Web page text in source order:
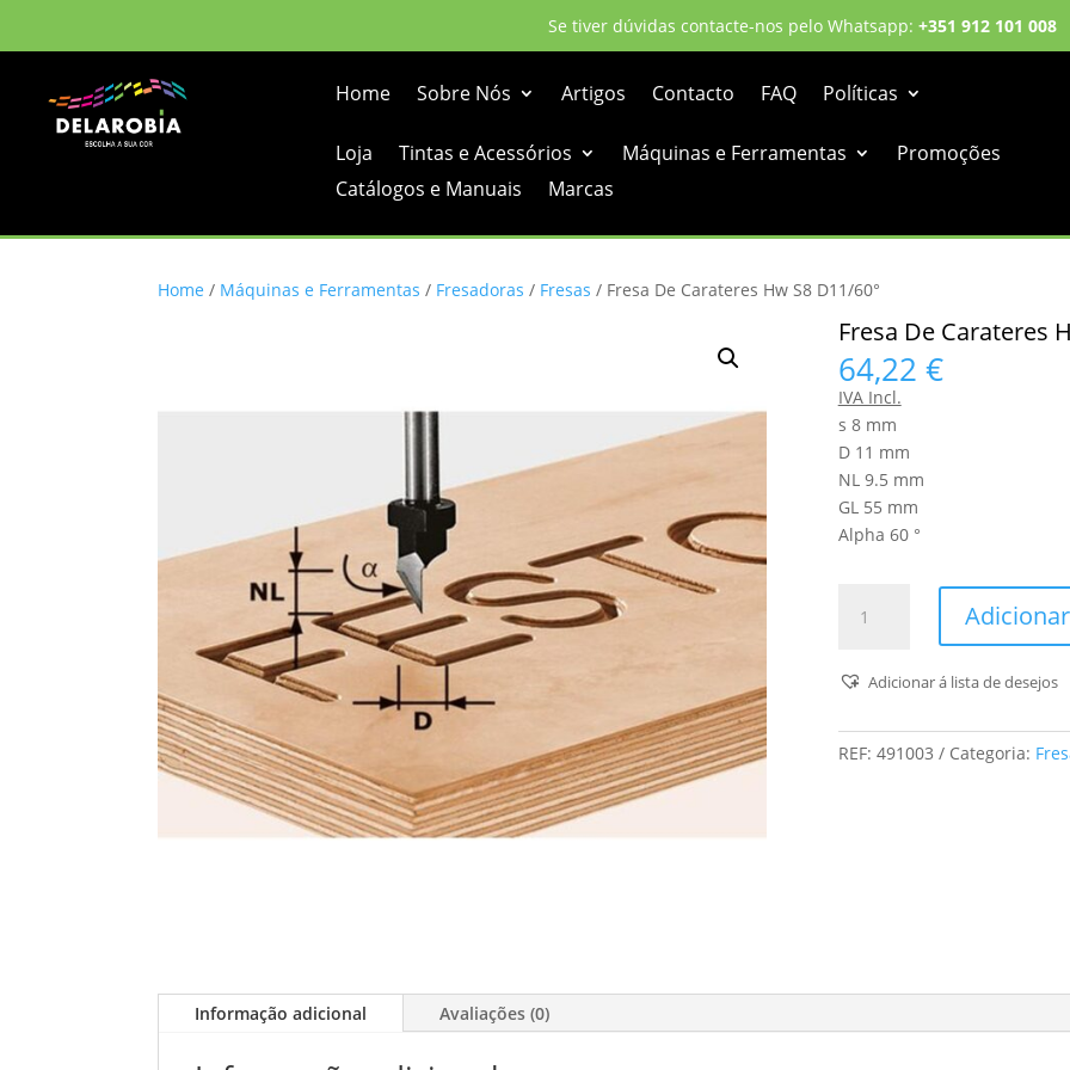
Se tiver dúvidas contacte-nos pelo Whatsapp: +351 912 101 008
Home Sobre Nós Artigos Contacto FAQ Políticas
Loja Tintas e Acessórios Máquinas e Ferramentas
Promoções
Catálogos e Manuais
Marcas
Home / Máquinas e Ferramentas / Fresadoras / Fresas / Fresa De Carateres Hw S8 D11/60°
Fresa De Carateres
64,22 €
IVA Incl.
s 8 mm
D 11 mm
NL 9.5 mm
GL 55 mm
Alpha 60 °
De
Hw
S8
Adicionar
Adicionar á lista de desejos
REF: 491003 Categoria:
Informação adicional Avaliações (0)